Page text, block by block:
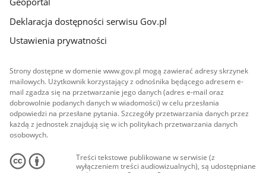
Deklaracja dostępności serwisu Gov.pl
Ustawienia prywatności
Strony dostępne w domenie www.gov.pl mogą zawierać adresy skrzynek
mailowych. Użytkownik korzystający z odnośnika będącego adresem e-
mail zgadza się na przetwarzanie jego danych (adres e-mail oraz
dobrowolnie podanych danych w wiadomości) w celu przesłania
odpowiedzi na przesłane pytania. Szczegóły przetwarzania danych przez
każdą z jednostek znajdują się w ich politykach przetwarzania danych
osobowych.
Treści tekstowe publikowane w serwisie (z
wyłączeniem treści audiowizualnych), są udostępniane